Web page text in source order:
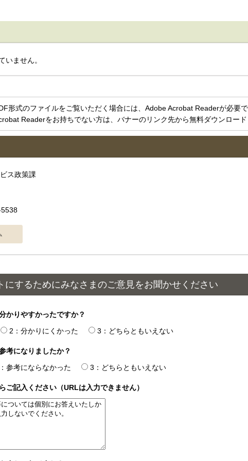
いません。
形式のファイルをご覧いただく場合には、Adobe Acrobat Readerが必要
Readerをお持ちでない方は、バナーのリンク先から無料ダウンロード
ビス政策課
にするためにみなさまのご意見をお聞かせください
かりやすかったですか？
2：分かりにくかった 3：どちらともいえない
考になりましたか？
参考にならなかった 3：どちらともいえない
ご記入ください（URLは入力できません）